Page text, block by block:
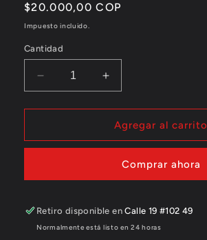
Precio
habitual
$20.000,00 COP
Impuesto incluido.
Cantidad
Reducir
cantidad
para
plastico
Optimix/Samurai
Aumentar
cantidad
para
Vaso
plastico
Optimix/Samurai
Agregar al carrito
Comprar ahora
Retiro disponible enCalle 19 #102 49
Normalmente está listo en 24 horas